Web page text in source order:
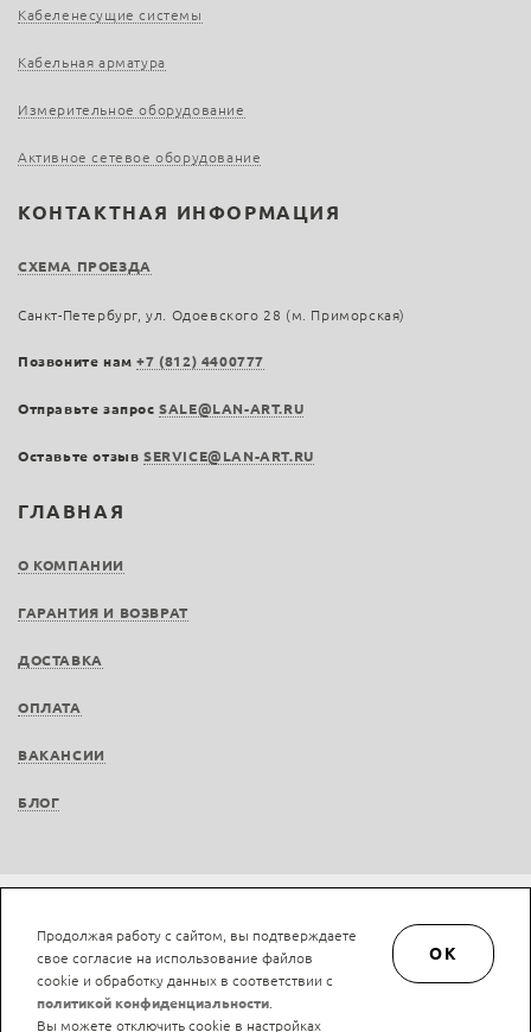
ГЛАВНАЯ
О КОМПАНИИ
ГАРАНТИЯ И ВОЗВРАТ
ДОСТАВКА
ОПЛАТА
ВАКАНСИИ
БЛОГ
Кабеленесущие системы
Кабельная арматура
Измерительное оборудование
Активное сетевое оборудование
КОНТАКТНАЯ ИНФОРМАЦИЯ
СХЕМА ПРОЕЗДА
Санкт-Петербург, ул. Одоевского 28 (м. Приморская)
Позвоните нам+7 (812) 4400777
Отправьте запросSALE@LAN-ART.RU
Оставьте отзыв SERVICE@LAN-ART.RU
Не является публичной офертой © LAN-art.ru, 2013—2026. Все права защищены.
Политика конфиденциальности.
Положение об обработке и защите персональных
данных.
Продолжая работу с сайтом, вы подтверждаете
свое согласие на использование файлов
cookie и обработку данных в соответствии с
политикой конфиденциальности
Вы можете отключить cookie в настройках
OK